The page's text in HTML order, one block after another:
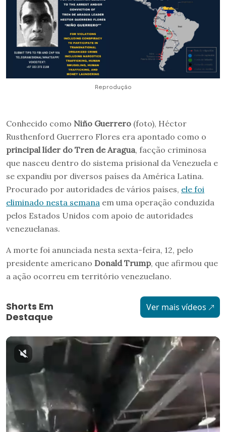
Reprodução
Conhecido como Niño Guerrero (foto), Héctor
Rusthenford Guerrero Flores era apontado como o
principal líder do Tren de Aragua, facção criminosa
que nasceu dentro do sistema prisional da Venezuela e
se expandiu por diversos países da América Latina.
Procurado por autoridades de vários países, ele foi
eliminado nesta semana em uma operação conduzida
pelos Estados Unidos com apoio de autoridades
venezuelanas.
A morte foi anunciada nesta sexta-feira, 12, pelo
presidente americano Donald Trump, que afirmou que
a ação ocorreu em território venezuelano.
Shorts Em
Destaque
Ver mais vídeos